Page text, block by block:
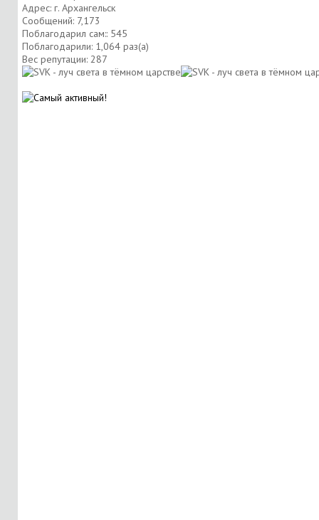
Адрес: г. Архангельск
Сообщений: 7,173
Поблагодарил сам:: 545
Поблагодарили: 1,064 раз(а)
Вес репутации: 287